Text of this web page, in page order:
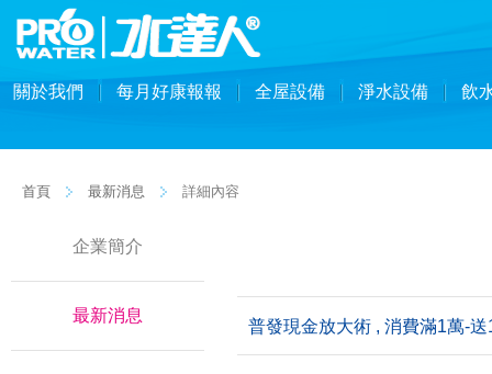
關於我們 每月好康報報 全屋設備 淨水設備 飲
首頁 最新消息 詳細內容
企業簡介
最新消息
普發現金放大術 , 消費滿1萬-